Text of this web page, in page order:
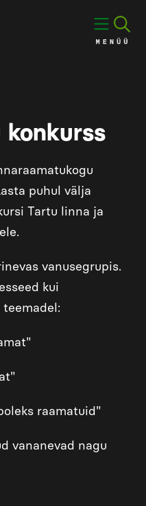
konkurss
puhul välja
Tartu linna ja
vanusegrupis.
kui
raamatuid"
vananevad nagu